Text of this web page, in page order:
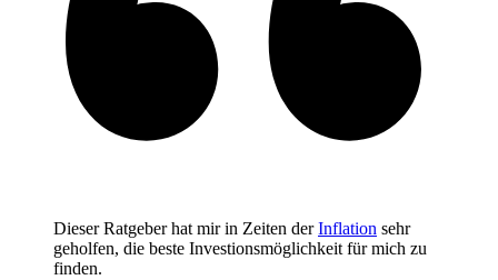
Dieser Ratgeber hat mir in Zeiten derInflation sehr
geholfen, die beste Investionsmöglichkeit für mich zu
finden.